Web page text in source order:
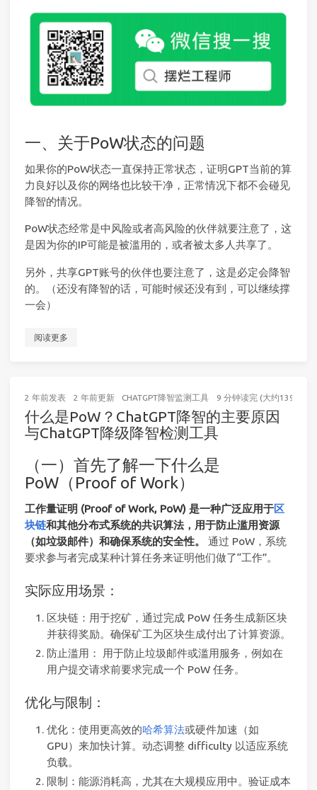
一、关于PoW状态的问题
如果你的PoW状态一直保持正常状态，证明GPT当前的算
力良好以及你的网络也比较干净，正常情况下都不会碰见
降智的情况。
PoW状态经常是中风险或者高风险的伙伴就要注意了，这
是因为你的IP可能是被滥用的，或者被太多人共享了。
另外，共享GPT账号的伙伴也要注意了，这是必定会降智
的。（还没有降智的话，可能时候还没有到，可以继续撑
一会）
阅读更多
2 年前发表 2 年前更新 CHATGPT降智监测工具 9 分钟读完 (大约1394个
什么是PoW？ChatGPT降智的主要原因
与ChatGPT降级降智检测工具
（一）首先了解一下什么是
PoW（Proof of Work）
工作量证明 (Proof of Work, PoW) 是一种广泛应用于区
块链和其他分布式系统的共识算法，用于防止滥用资源
（如垃圾邮件）和确保系统的安全性。
通过 PoW，系统
要求参与者完成某种计算任务来证明他们做了“工作”。
实际应用场景：
区块链：用于挖矿，通过完成 PoW 任务生成新区块
并获得奖励。确保矿工为区块生成付出了计算资源。
防止滥用： 用于防止垃圾邮件或滥用服务，例如在
用户提交请求前要求完成一个 PoW 任务。
优化与限制：
优化：使用更高效的哈希算法或硬件加速（如
GPU）来加快计算。动态调整 difficulty 以适应系统
负载。
限制：能源消耗高，尤其在大规模应用中。验证成本